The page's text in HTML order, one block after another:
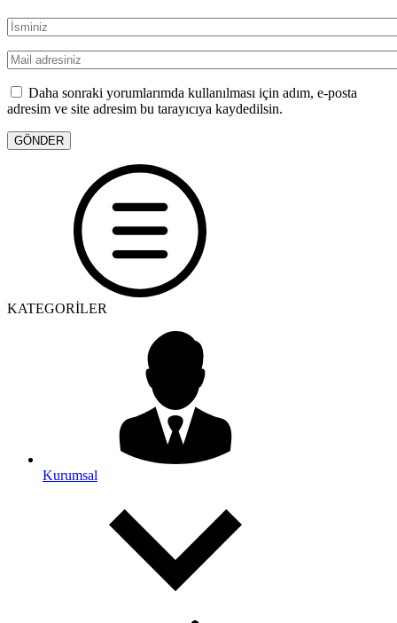
Daha sonraki yorumlarımda kullanılması için adım, e-posta
adresim ve site adresim bu tarayıcıya kaydedilsin.
KATEGORİLER
Kurumsal